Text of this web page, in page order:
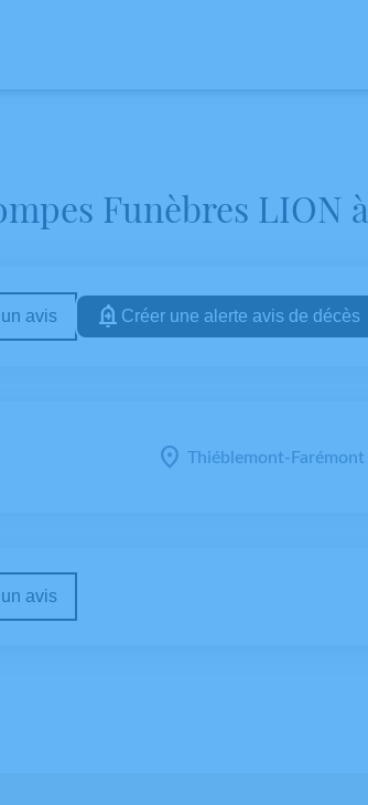
Funèbres
avis Créer une alerte avis de décès
Thiéblemont-Farémont
avis